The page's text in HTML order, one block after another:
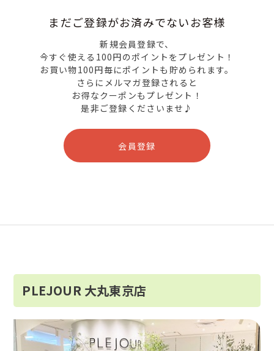
まだご登録がお済みでないお客様
新規会員登録で、
今すぐ使える100円のポイントをプレゼント！
お買い物100円毎にポイントも貯められます。
さらにメルマガ登録されると
お得なクーポンもプレゼント！
是非ご登録くださいませ♪
会員登録
PLEJOUR 大丸東京店